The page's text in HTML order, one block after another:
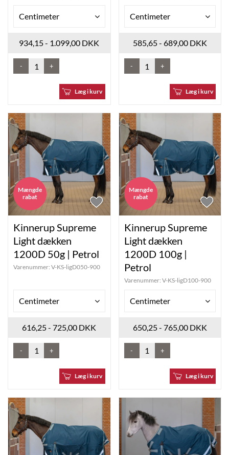
Centimeter
934,15 - 1.099,00 DKK
- +
Læg i kurv
Centimeter
585,65 - 689,00 DKK
- +
Læg i kurv
Mængde
rabat
Kinnerup Supreme
Light dækken
1200D 50g | Petrol
Varenummer: V-KS-ligD050-900
Centimeter
616,25 - 725,00 DKK
- +
Læg i kurv
Mængde
rabat
Kinnerup Supreme
Light dækken
1200D 100g |
Petrol
Varenummer: V-KS-ligD100-900
Centimeter
650,25 - 765,00 DKK
- +
Læg i kurv